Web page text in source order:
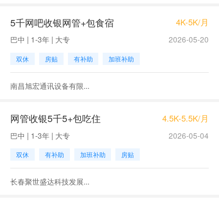
5千网吧收银网管+包食宿 4K-5K/月
巴中 | 1-3年 | 大专 2026-05-20
双休 房贴 有补助 加班补助
南昌旭宏通讯设备有限...
网管收银5千5+包吃住 4.5K-5.5K/月
巴中 | 1-3年 | 大专 2026-05-04
双休 有补助 加班补助 房贴
长春聚世盛达科技发展...